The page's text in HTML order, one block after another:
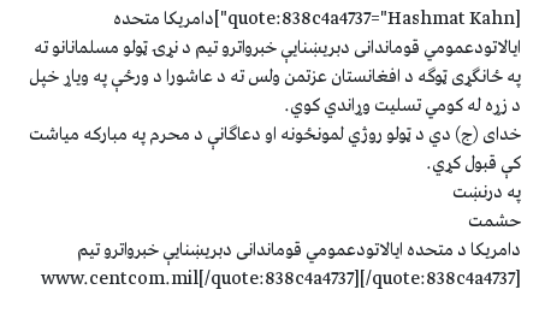
[quote:838c4a4737="Hashmat Kahn"]دامریکا متحده
ایالاتودعمومي قوماندانی دبریښنایې خبرواترو تیم د نړۍ ټولو مسلمانانو ته
په ځانګړی ټوګه د افغانستان عزتمن ولس ته د عاشورا د ورځې په ویاړ خپل
د زړه له کومي تسلیت وړاندي کوي.
خدای (ج) دي د ټولو روژي لمونځونه او دعاګانې د محرم په مبارکه میاشت
کې قبول کړي.
په درنښت
حشمت
دامریکا د متحده ایالاتودعمومي قوماندانی دبریښنایې خبرواترو تیم
www.centcom.mil[/quote:838c4a4737][/quote:838c4a4737]